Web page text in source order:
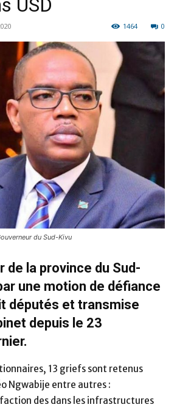
USD
0
1464
du Sud-Kivu
de la province du Sud-
une motion de défiance
députés et transmise
depuis le 23
13 griefs sont retenus
Ngwabije entre autres :
des dans les infrastructures